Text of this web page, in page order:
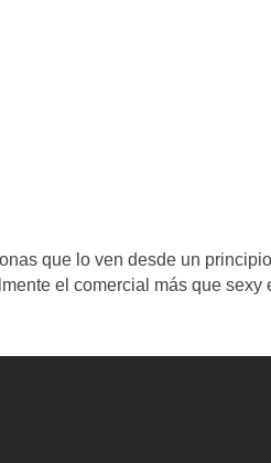
que lo ven desde un principio
el comercial más que sexy